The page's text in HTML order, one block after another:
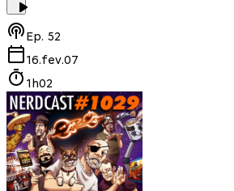
Ep. 52
16.fev.07
1h02